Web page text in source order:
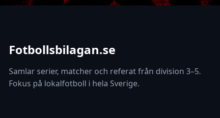
Fotbollsbilagan.se
Samlar serier, matcher och referat från division 3–5.
Fokus på lokalfotboll i hela Sverige.